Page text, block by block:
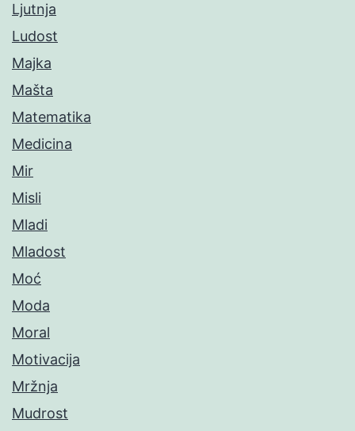
Ljutnja
Ludost
Majka
Mašta
Matematika
Medicina
Mir
Misli
Mladi
Mladost
Moć
Moda
Moral
Motivacija
Mržnja
Mudrost